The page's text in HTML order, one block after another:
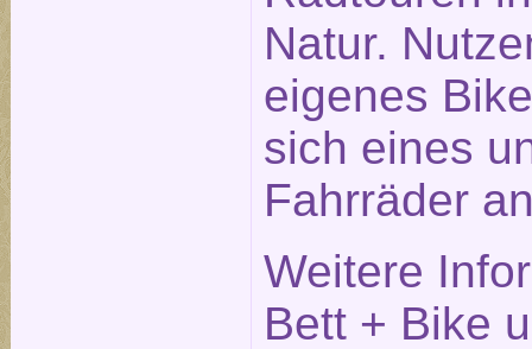
Natur.
eigenes
sich eines
Fahrräder
Weitere
Bett + Bike